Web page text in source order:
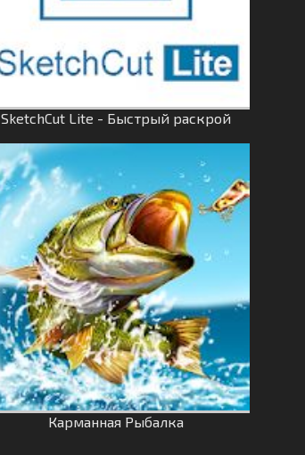
SketchCut Lite - Быстрый раскрой
Карманная Рыбалка